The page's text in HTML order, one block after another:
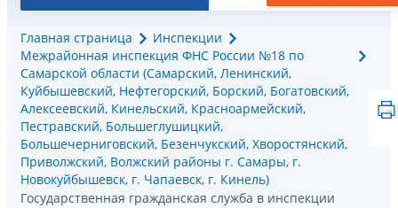
Главная страница
Инспекции
Межрайонная инспекция ФНС России №18 по
Самарской области (Самарский, Ленинский,
Куйбышевский, Нефтегорский, Борский, Богатовский,
Алексеевский, Кинельский, Красноармейский,
Пестравский, Большеглушицкий,
Большечерниговский, Безенчукский, Хворостянский,
Приволжский, Волжский районы г. Самары, г.
Новокуйбышевск, г. Чапаевск, г. Кинель)
Государственная гражданская служба в инспекции